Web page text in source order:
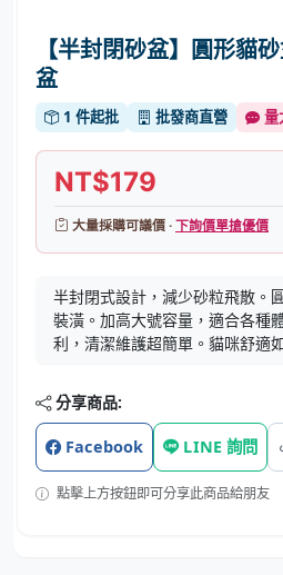
【半封閉砂盆】圓形貓
盆
1 件起批 批發商直營 量
NT$179
大量採購可議價 ·下詢價單搶優價
半封閉式設計，減少砂粒飛散。
裝潢。加高大號容量，適合各種
利，清潔維護超簡單。貓咪舒適
分享商品:
Facebook LINE 詢問
點擊上方按鈕即可分享此商品給朋友